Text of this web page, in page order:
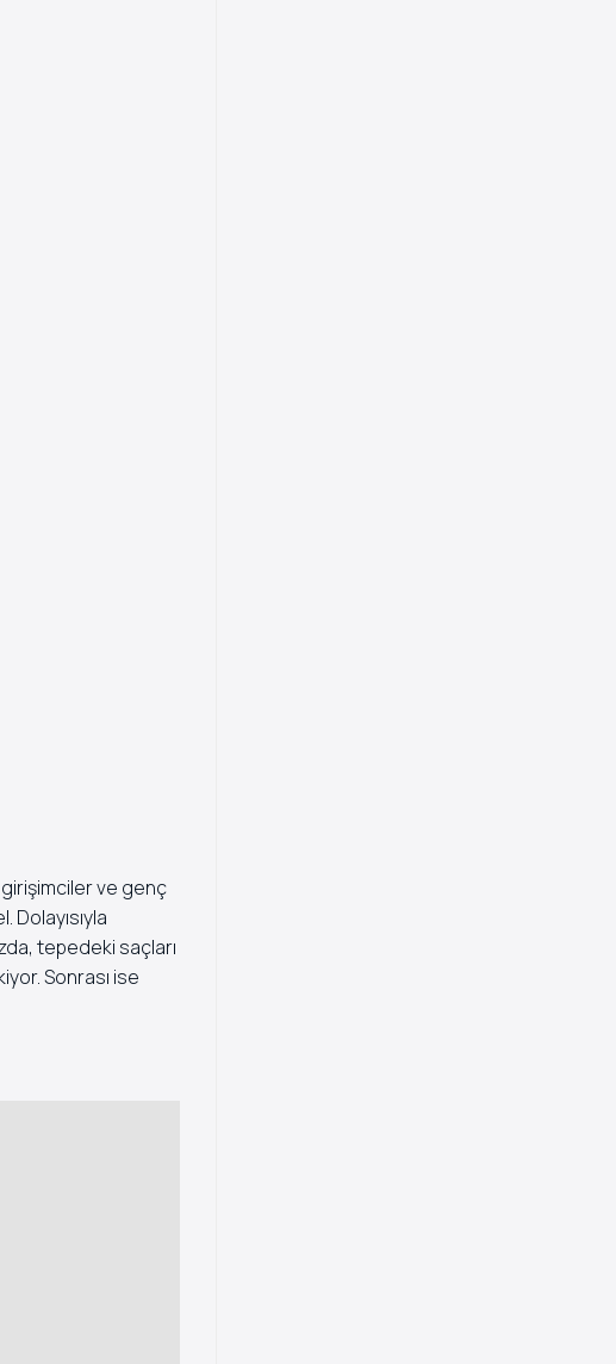
ve genç
tepedeki saçları
Sonrası ise